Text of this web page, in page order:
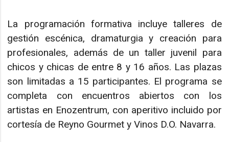
La programación formativa incluye talleres de
gestión escénica, dramaturgia y creación para
profesionales, además de un taller juvenil para
chicos y chicas de entre 8 y 16 años. Las plazas
son limitadas a 15 participantes. El programa se
completa con encuentros abiertos con los
artistas en Enozentrum, con aperitivo incluido por
cortesía de Reyno Gourmet y Vinos D.O. Navarra.